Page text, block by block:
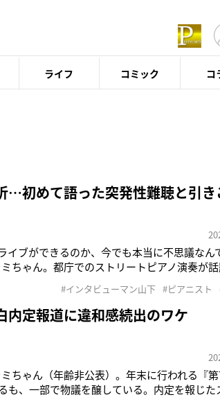
ライフ コミック コ
初めて語った突発性難聴と引き
イブができるのか、今でも本当に不思議なん
ちゃん。都庁でのストリートピアノ演奏が
朝日系）に出演するなど今やテレビでも引っ
#インタビューマン山下 #ピアニスト
内定報道に違和感続出のワケ
ちゃん（年齢非公表）。年末に行われる『
も、一部で物議を醸している。内定を報じた